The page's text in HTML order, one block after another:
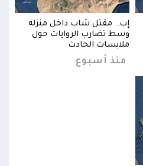
إب.. مقتل شاب داخل منزله
وسط تضارب الروايات حول
ملابسات الحادث
منذ أسبوع